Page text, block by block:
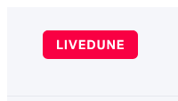
содержимому